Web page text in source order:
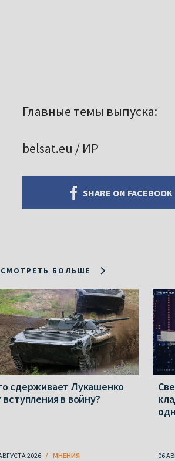
Главные темы выпуска:
belsat.eu / ИР
SHARE ON FACEBOOK
БОЛЬШЕ
сдерживает Лукашенко
вступления в войну?
2026 МНЕНИЯ 06